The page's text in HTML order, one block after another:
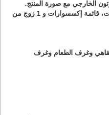
الخارجي مع صورة المنتج.
وسوف تشمل التعبئة لدينا الرسم التثبيت، قائمة إكسسوارات و 1 زوج من
وغرف الطعام وغرف